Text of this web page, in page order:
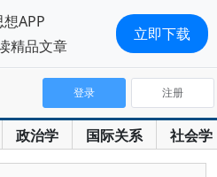
政治学 国际关系 社会学
登录 注册
APP
精品文章
立即下载